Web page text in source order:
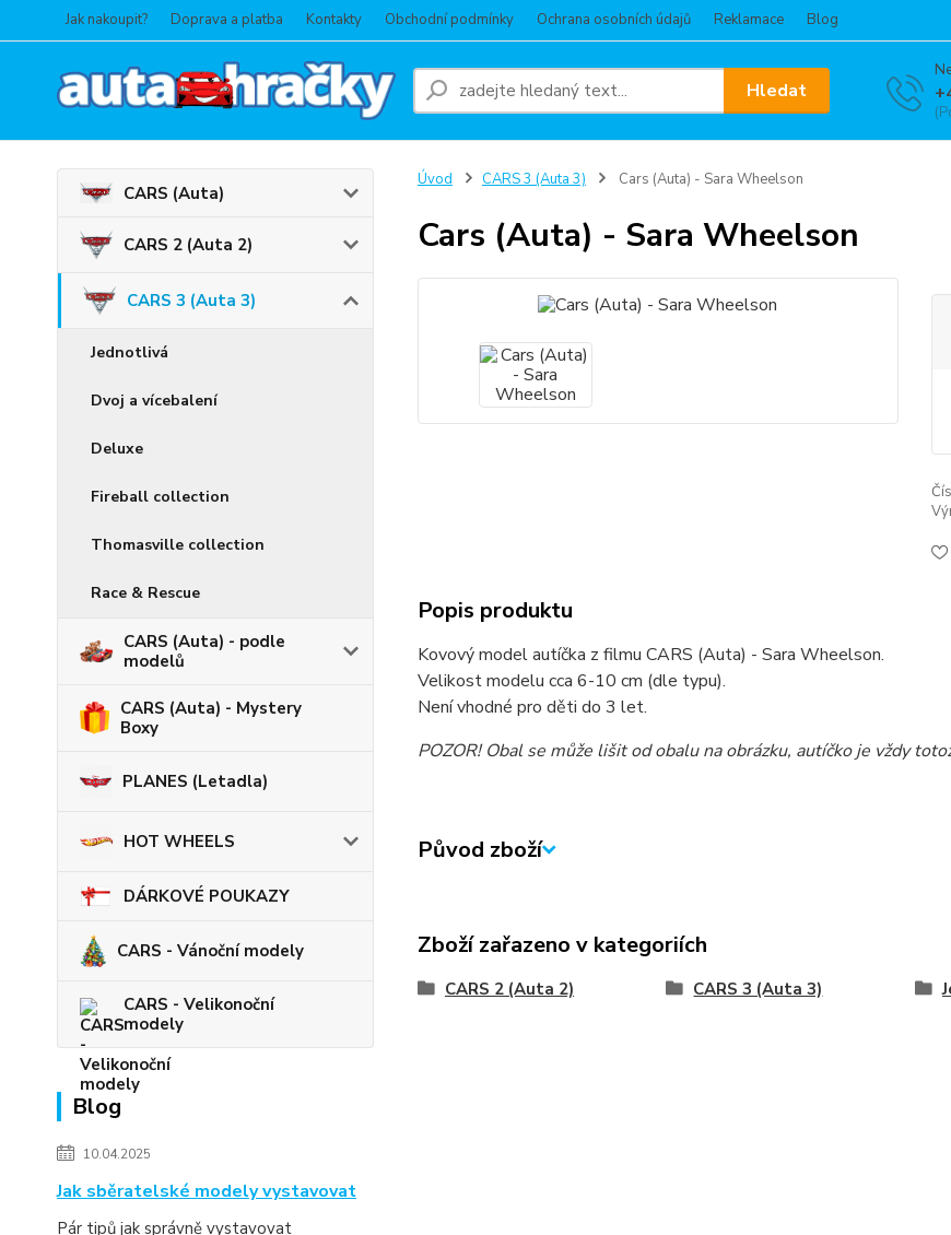
Jak nakoupit? Doprava a platba Kontakty Obchodní podmínky Ochrana osobních údajů Reklamace Blog
Hledat
CARS (Auta)
CARS 2 (Auta 2)
CARS 3 (Auta 3)
Jednotlivá
Dvoj a vícebalení
Deluxe
Fireball collection
Thomasville collection
Race & Rescue
CARS (Auta) - podle
modelů
CARS (Auta) - Mystery
Boxy
PLANES (Letadla)
HOT WHEELS
DÁRKOVÉ POUKAZY
CARS - Vánoční modely
CARS - Velikonoční
modely
Blog
10.04.2025
Jak sběratelské modely vystavovat
Pár tipů jak správně vystavovat
Úvod CARS 3 (Auta 3) Cars (Auta) - Sara Wheelson
Cars (Auta) - Sara Wheelson
Popis produktu
Kovový model autíčka z filmu CARS (Auta) - Sara Wheelson.
Velikost modelu cca 6-10 cm (dle typu).
Není vhodné pro děti do 3 let.
POZOR! Obal se může lišit od obalu na obrázku, autíčko je vždy
Původ zboží
Zboží zařazeno v kategoriích
CARS 2 (Auta 2) CARS 3 (Auta 3)